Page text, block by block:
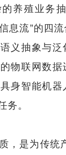
养殖业务
息流”的四
义抽象与
物联网数
身智能机
。
，是为传统